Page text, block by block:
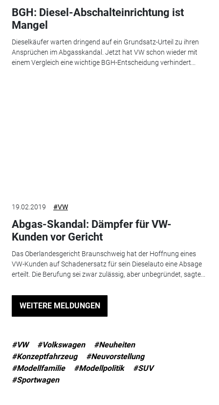
BGH: Diesel-Abschalteinrichtung ist
Mangel
Dieselkäufer warten dringend auf ein Grundsatz-Urteil zu ihren
Ansprüchen im Abgasskandal. Jetzt hat VW schon wieder mit
einem Vergleich eine wichtige BGH-Entscheidung verhindert...
19.02.2019 #VW
Abgas-Skandal: Dämpfer für VW-
Kunden vor Gericht
Das Oberlandesgericht Braunschweig hat der Hoffnung eines
VW-Kunden auf Schadenersatz für sein Dieselauto eine Absage
erteilt. Die Berufung sei zwar zulässig, aber unbegründet, sagte...
WEITERE MELDUNGEN
#VW #Volkswagen
#Neuheiten
#Konzeptfahrzeug
#Neuvorstellung
#Modellfamilie
#Modellpolitik
#SUV
#Sportwagen